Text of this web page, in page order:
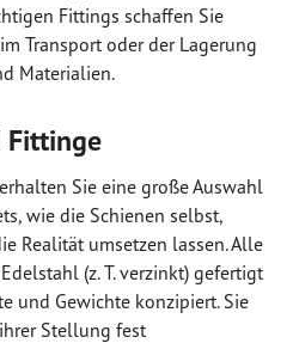
Fittings schaffen Sie
Transport oder der Lagerung
Materialien.
Fittinge
Sie eine große Auswahl
wie die Schienen selbst,
Realität umsetzen lassen. Alle
(z. T. verzinkt) gefertigt
und Gewichte konzipiert. Sie
Stellung fest